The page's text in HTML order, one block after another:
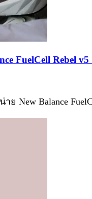
FuelCell Rebel
New Balance